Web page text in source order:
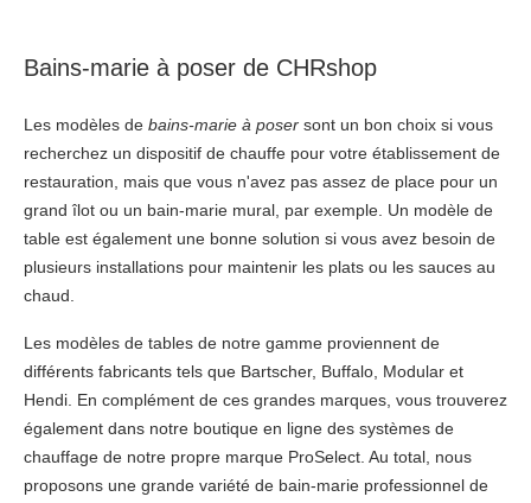
Bains-marie à poser de CHRshop
Les modèles de bains-marie à poser sont un bon choix si vous
recherchez un dispositif de chauffe pour votre établissement de
restauration, mais que vous n'avez pas assez de place pour un
grand îlot ou un bain-marie mural, par exemple. Un modèle de
table est également une bonne solution si vous avez besoin de
plusieurs installations pour maintenir les plats ou les sauces au
chaud.
Les modèles de tables de notre gamme proviennent de
différents fabricants tels que Bartscher, Buffalo, Modular et
Hendi. En complément de ces grandes marques, vous trouverez
également dans notre boutique en ligne des systèmes de
chauffage de notre propre marque ProSelect. Au total, nous
proposons une grande variété de bain-marie professionnel de